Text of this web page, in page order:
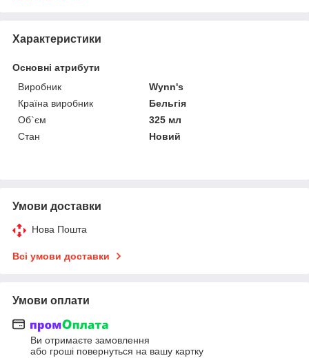
Характеристики
Основні атрибути
Виробник
Wynn's
Країна виробник
Бельгія
Об`єм
325 мл
Стан
Новий
Умови доставки
Нова Пошта
Всі умови доставки
Умови оплати
Ви отримаєте замовлення
або гроші повернуться на вашу картку